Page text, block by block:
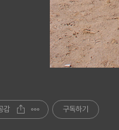
감 구독하기